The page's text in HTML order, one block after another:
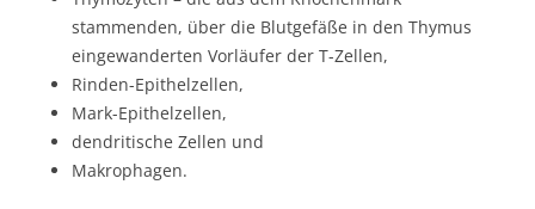
stammenden, über die Blutgefäße in den Thymus
eingewanderten Vorläufer der T-Zellen,
Rinden-Epithelzellen,
Mark-Epithelzellen,
dendritische Zellen und
Makrophagen.